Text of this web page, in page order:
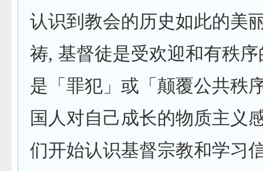
认识到教会的历史如此的美
祷, 基督徒是受欢迎和有秩
是「罪犯」或「颠覆公共秩
国人对自己成长的物质主义
们开始认识基督宗教和学习